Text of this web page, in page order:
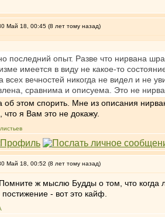
Май 18, 00:45 (8 лет тому назад)
последний опыт. Разве что нирвана
имеется в виду не какое-то
всех вечностей никогда не видел и
сравнима и описуема. Это не
об этом спорить. Мне из описания
я Вам это не докажу.
Май 18, 00:52 (8 лет тому назад)
ж мыслю Будды о том, что
- вот это кайф.